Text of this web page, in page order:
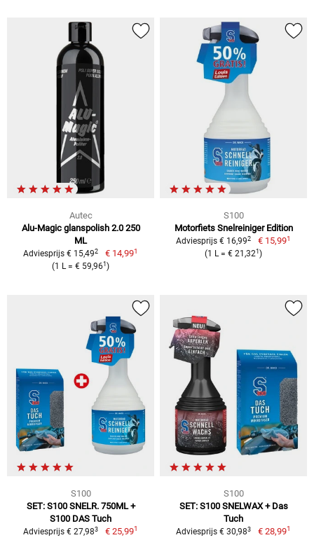
Autec
Alu-Magic glanspolish 2.0 250
ML
Adviesprijs € 15,492 € 14,991
(1 L = € 59,961 )
S100
Motorfiets Snelreiniger Edition
Adviesprijs € 16,992 € 15,991
(1 L = € 21,321 )
S100
SET: S100 SNELR. 750ML +
S100 DAS Tuch
Adviesprijs € 27,983 € 25,991
S100
SET: S100 SNELWAX + Das
Tuch
Adviesprijs € 30,983 € 28,991